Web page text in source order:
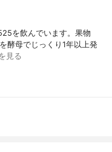
を飲んでいます。果物
酵母でじっくり1年以上発
見る